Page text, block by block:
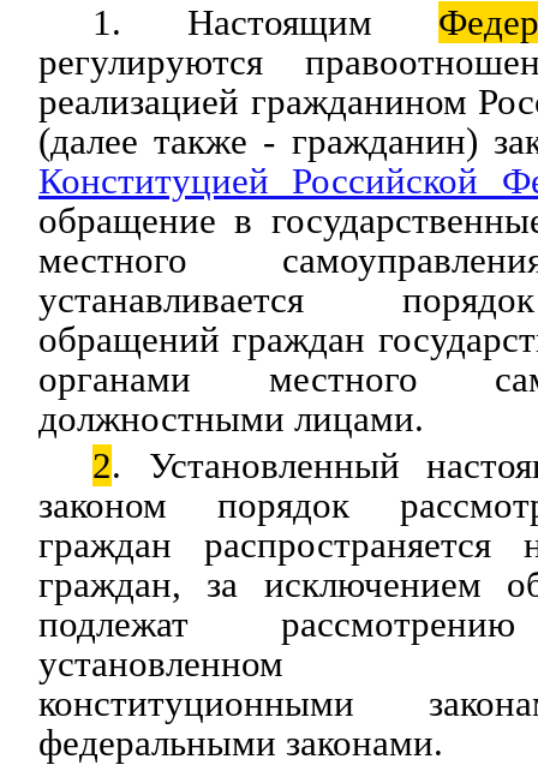
1. Настоящим
регулируются
реализацией гражданином
(далее также - гражданин)
Конституцией Российской
обращение в
местного
устанавливается
обращений граждан
органами местного
должностными лицами.
2. Установленный
законом порядок
граждан
граждан, за исключением
подлежат
установленном
конституционными
федеральными законами.